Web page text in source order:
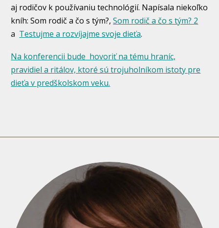
aj rodičov k používaniu technológií. Napísala niekoľko
kníh: Som rodič a čo s tým?,Som rodič a čo s tým? 2
a Testujme a rozvíjajme svoje dieťa.
Na konferencii bude hovoriť na tému hraníc,
pravidiel a ritálov, ktoré sú trojuholníkom istoty pre
dieťa v predškolskom veku.